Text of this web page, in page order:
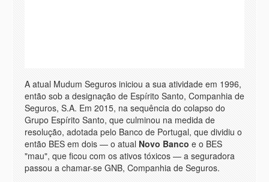
A atual Mudum Seguros iniciou a sua atividade em 1996,
então sob a designação de Espírito Santo, Companhia de
Seguros, S.A. Em 2015, na sequência do colapso do
Grupo Espírito Santo, que culminou na medida de
resolução, adotada pelo Banco de Portugal, que dividiu o
então BES em dois — o atual Novo Banco e o BES
"mau", que ficou com os ativos tóxicos — a seguradora
passou a chamar-se GNB, Companhia de Seguros.